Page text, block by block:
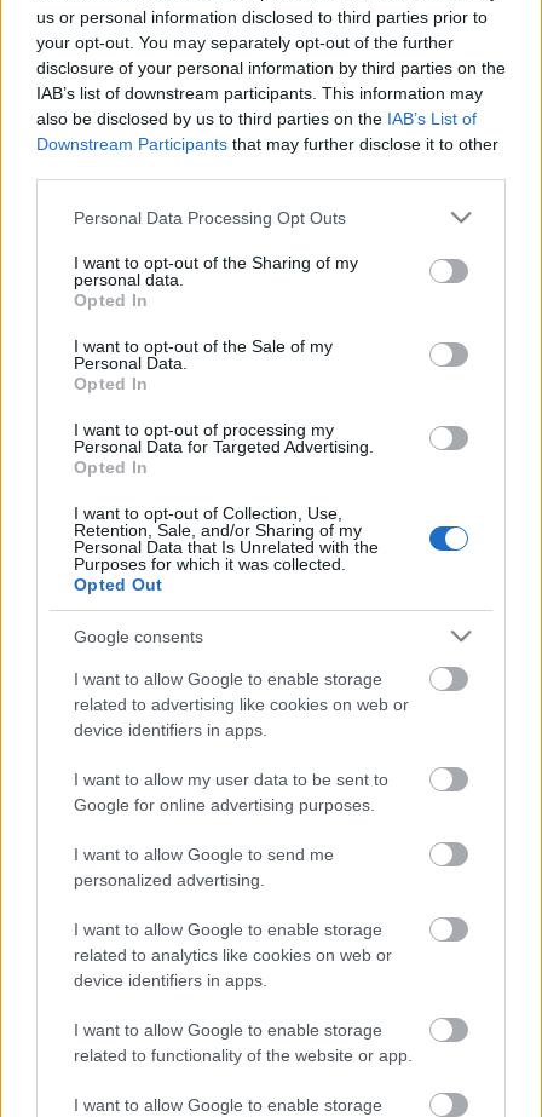
us or personal information disclosed to third parties prior to
your opt-out. You may separately opt-out of the further
disclosure of your personal information by third parties on the
IAB’s list of downstream participants. This information may
also be disclosed by us to third parties on the IAB’s List of
Downstream Participants that may further disclose it to other
Please note that this website/app uses one or more Google
not limited to your visit or usage behaviour. You may click to
grant or deny consent to Google and its third-party tags to
use your data for below specified purposes in below Google
consent section.
Personal Data Processing Opt Outs
I want to opt-out of the Sharing of my
personal data.
Opted In
I want to opt-out of the Sale of my
Personal Data.
Opted In
I want to opt-out of processing my
Personal Data for Targeted Advertising.
Opted In
I want to opt-out of Collection, Use,
Retention, Sale, and/or Sharing of my
Personal Data that Is Unrelated with the
Purposes for which it was collected.
Opted Out
Google consents
I want to allow Google to enable storage
related to advertising like cookies on web or
device identifiers in apps.
I want to allow my user data to be sent to
Google for online advertising purposes.
I want to allow Google to send me
personalized advertising.
I want to allow Google to enable storage
related to analytics like cookies on web or
device identifiers in apps.
I want to allow Google to enable storage
related to functionality of the website or app.
I want to allow Google to enable storage
másodfokúra csökken a riasztás
Országos hírek
Kecskeméten is szakirányú
Egyetem
Országos hírek
A lakosságra is fontos szerep hárul a
HIRDETÉS
HIRDETÉS
LEGOLVASOTTABB
Közös gyakorlatot tartottak Nógrád és
Pest területi védelmi bizottságai
5 gyönyörű tó Nógrád megyében
Amire többmillióan vártunk: szombattól
másodfokúra csökken a riasztás